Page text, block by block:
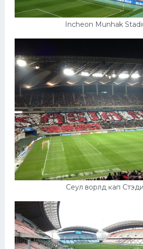
Incheon Munhak
Сеул ворлд кап